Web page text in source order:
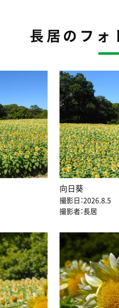
長居のフォ
向日葵
撮影日：2026.8.5
撮影者：長居